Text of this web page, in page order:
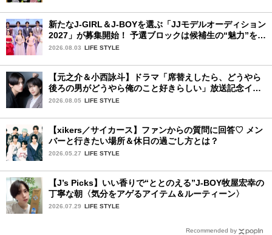
新たなJ-GIRL＆J-BOYを選ぶ「JJモデルオーディション
2027」が募集開始！ 予選ブロックは候補生の“魅力”を重
視した「新システム」に変わります
2026.08.03 LIFE STYLE
【元之介＆小西詠斗】ドラマ「席替えしたら、どうやら
後ろの男がどうやら俺のこと好きらしい」放送記念イン
タビュー♡ 「自然と詠斗くんが可愛く見えたんです」
2026.08.05 LIFE STYLE
【xikers／サイカース】ファンからの質問に回答♡ メン
バーと行きたい場所＆休日の過ごし方とは？
2026.05.27 LIFE STYLE
【J’s Picks】いい香りで“ととのえる”J-BOY牧屋宏幸の
丁寧な朝〈気分をアゲるアイテム＆ルーティーン〉
2026.07.29 LIFE STYLE
Recommended by